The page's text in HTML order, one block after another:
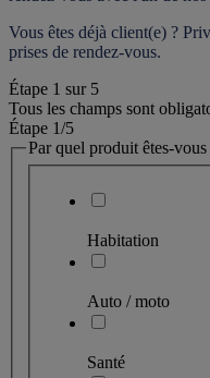
Vous êtes déjà client(e) ?
prises de rendez-vous.
Étape 1 sur 5
Tous les champs sont
Étape 1/5
Par quel produit êtes-vous
Habitation
Auto / moto
Santé